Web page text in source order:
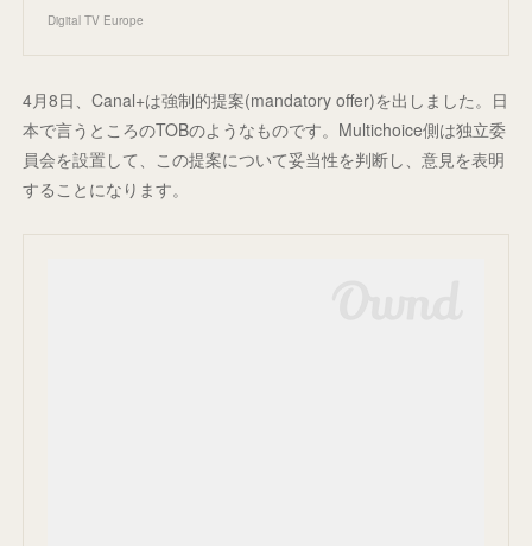
Digital TV Europe
4月8日、Canal+は強制的提案(mandatory offer)を出しました。日
本で言うところのTOBのようなものです。Multichoice側は独立委
員会を設置して、この提案について妥当性を判断し、意見を表明
することになります。